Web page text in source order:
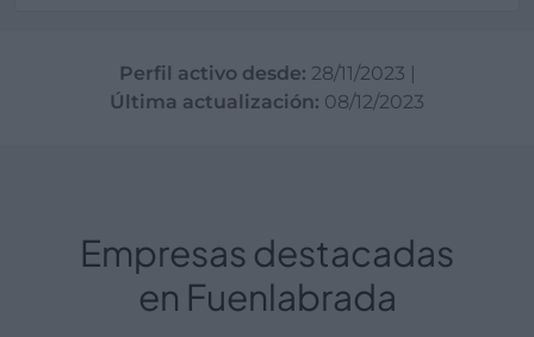
Perfil activo desde: 28/11/2023 |
Última actualización: 08/12/2023
Empresas destacadas
en Fuenlabrada